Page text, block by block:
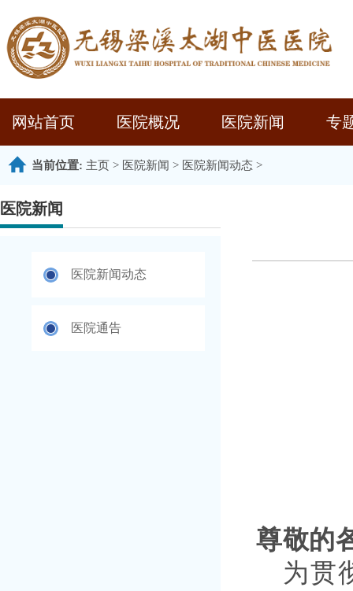
网站首页 医院概况 医院新闻 专
当前位置: 主页 > 医院新闻 > 医院新闻动态 >
医院新闻
医院新闻动态
医院通告
尊敬的
为贯